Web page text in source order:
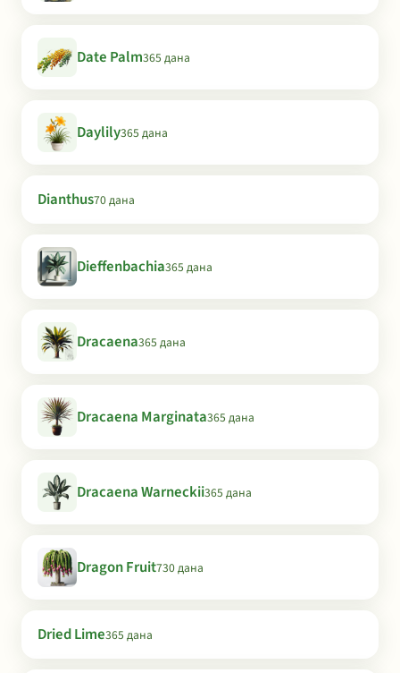
Date Palm365 дана
Daylily365 дана
Dianthus70 дана
Dieffenbachia365 дана
Dracaena365 дана
Dracaena Marginata365 дана
Dracaena Warneckii365 дана
Dragon Fruit730 дана
Dried Lime365 дана